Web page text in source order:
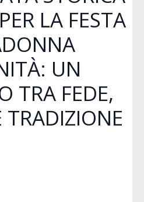
LA FESTA
UN
TRA FEDE,
TRADIZIONE